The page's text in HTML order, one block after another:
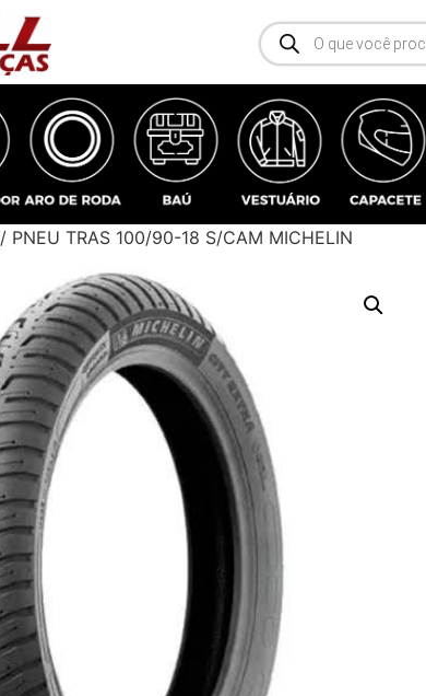
/ PNEU TRAS 100/90-18 S/CAM MICHELIN